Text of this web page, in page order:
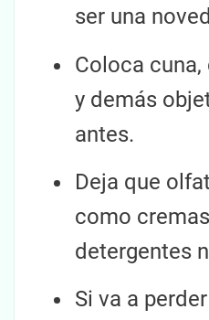
ser una
Coloca
y demás
antes.
Deja que
como
detergentes
Si va a